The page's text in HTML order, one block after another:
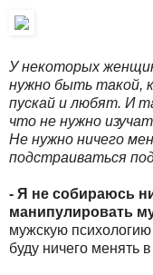
У некоторых
нужно быть такой,
пускай и любят. И
что не нужно
Не нужно ничего
подстраиваться
- Я не собираюсь
манипулировать
мужскую
буду ничего менять